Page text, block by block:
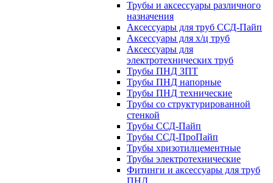
Трубы и аксессуары различного
назначения
Аксессуары для труб ССД-Пайп
Аксессуары для х/ц труб
Аксессуары для
электротехнических труб
Трубы ПНД ЗПТ
Трубы ПНД напорные
Трубы ПНД технические
Трубы со структурированной
стенкой
Трубы ССД-Пайп
Трубы ССД-ПроПайп
Трубы хризотилцементные
Трубы электротехнические
Фитинги и аксессуары для труб
ПНД